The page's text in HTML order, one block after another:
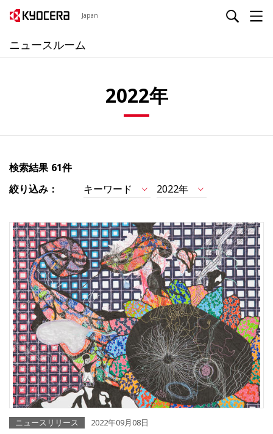
Japan
ニュースルーム
2022年
検索結果 61件
絞り込み：
キーワード 2022年
ニュースリリース 2022年09月08日